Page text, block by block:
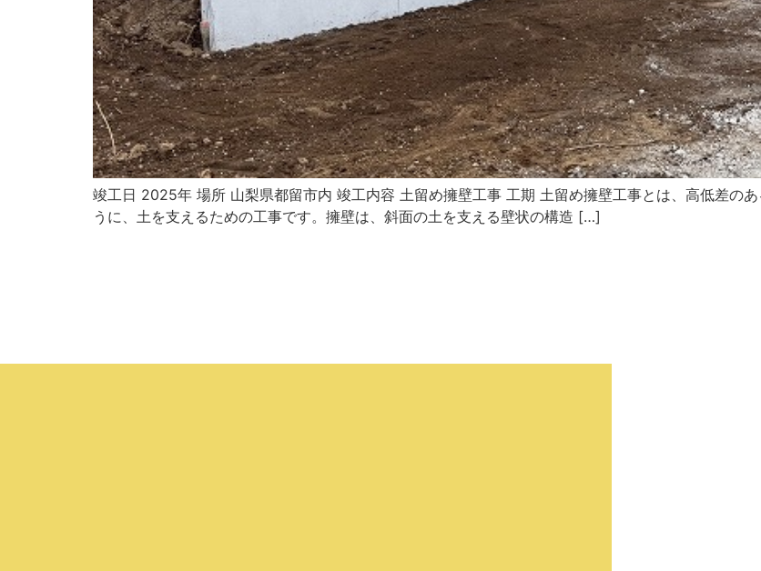
竣工日 2025年 場所 山梨県都留市内 竣工内容 土留め擁壁工事 工期 土留め擁壁工事とは、高低差の
うに、土を支えるための工事です。擁壁は、斜面の土を支える壁状の構造 […]